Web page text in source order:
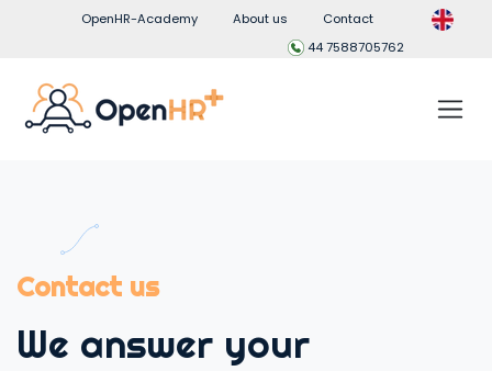
OpenHR-Academy About us
Contact
44 7588705762
Contact us
We answer your